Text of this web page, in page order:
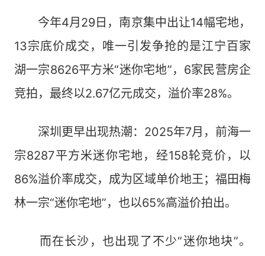
今年4月29日，南京集中出让14幅宅地，
13宗底价成交，唯一引发争抢的是江宁百家
湖一宗8626平方米“迷你宅地”，6家民营房企
竞拍，最终以2.67亿元成交，溢价率28%。
深圳更早出现热潮：2025年7月，前海一
宗8287平方米迷你宅地，经158轮竞价，以
86%溢价率成交，成为区域单价地王；福田梅
林一宗“迷你宅地”，也以65%高溢价拍出。
而在长沙，也出现了不少“迷你地块”。